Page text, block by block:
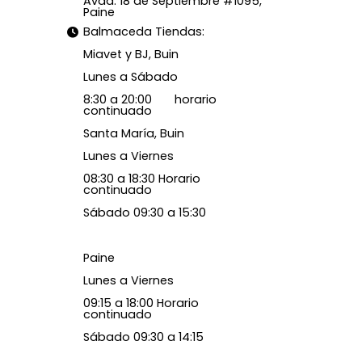
Paine
Balmaceda Tiendas:
Miavet y BJ, Buin
Lunes a Sábado
8:30 a 20:00 horario
continuado
Santa María, Buin
Lunes a Viernes
08:30 a 18:30 Horario
continuado
Sábado 09:30 a 15:30
Paine
Lunes a Viernes
09:15 a 18:00 Horario
continuado
Sábado 09:30 a 14:15